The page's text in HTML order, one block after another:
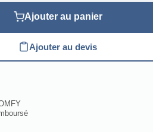
Ajouter au panier
Ajouter au devis